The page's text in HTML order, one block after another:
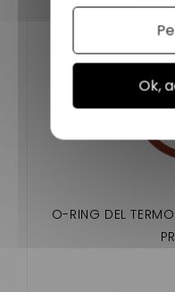
O-RING DEL
Ok,